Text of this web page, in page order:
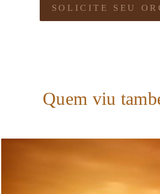
SOLICITE SEU
Quem viu